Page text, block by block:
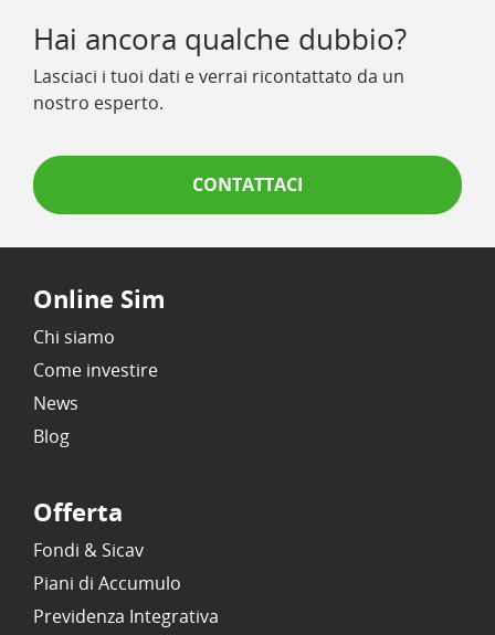
Hai ancora qualche dubbio?
Lasciaci i tuoi dati e verrai ricontattato da un
nostro esperto.
CONTATTACI
Online Sim
Chi siamo
Come investire
News
Blog
Offerta
Fondi & Sicav
Piani di Accumulo
Previdenza Integrativa